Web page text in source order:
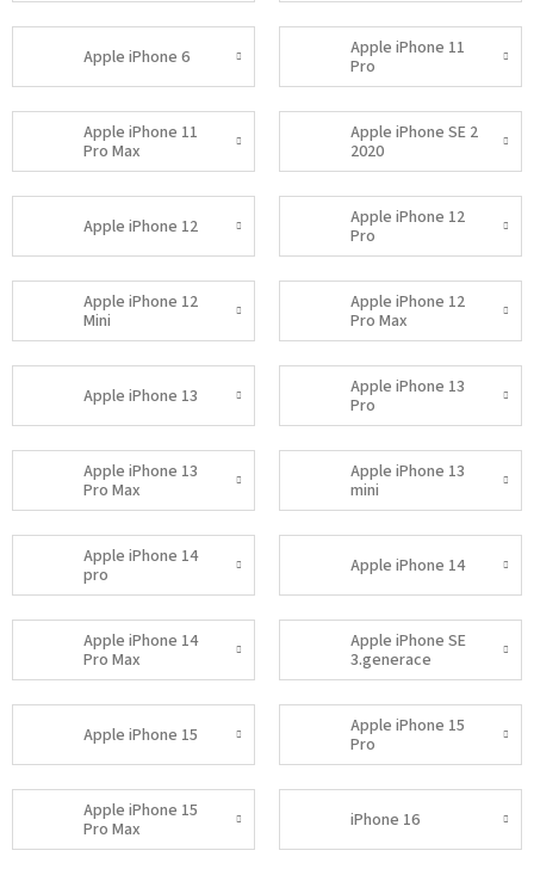
Apple iPhone 6
Apple iPhone 11
Pro
Apple iPhone 11
Pro Max
Apple iPhone SE 2
2020
Apple iPhone 12
Apple iPhone 12
Pro
Apple iPhone 12
Mini
Apple iPhone 12
Pro Max
Apple iPhone 13
Apple iPhone 13
Pro
Apple iPhone 13
Pro Max
Apple iPhone 13
mini
Apple iPhone 14
pro
Apple iPhone 14
Apple iPhone 14
Pro Max
Apple iPhone SE
3.generace
Apple iPhone 15
Apple iPhone 15
Pro
Apple iPhone 15
Pro Max
iPhone 16